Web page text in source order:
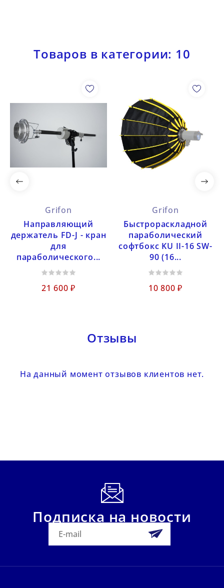
Товаров в категории: 10
Grifon
Направляющий
держатель FD-J - кран
для
параболического...
21 600 ₽
Grifon
Быстрораскладной
параболический
софтбокс KU II-16 SW-
90 (16...
10 800 ₽
Отзывы
На данный момент отзывов клиентов нет.
Подписка на новости